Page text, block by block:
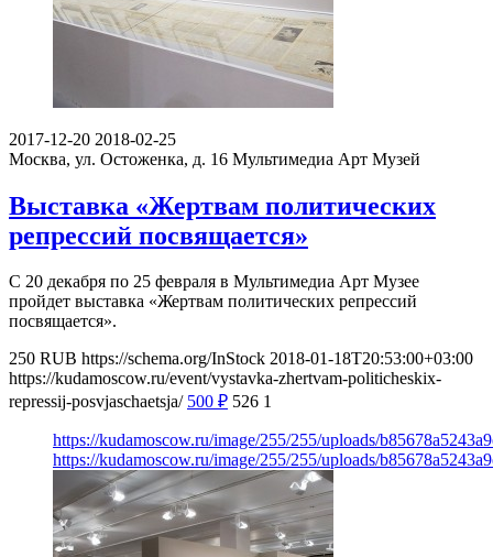
2017-12-20 2018-02-25
Москва, ул. Остоженка, д. 16 Мультимедиа Арт Музей
Выставка «Жертвам политических
репрессий посвящается»
С 20 декабря по 25 февраля в Мультимедиа Арт Музее
пройдет выставка «Жертвам политических репрессий
посвящается».
250 RUB https://schema.org/InStock 2018-01-18T20:53:00+03:00
https://kudamoscow.ru/event/vystavka-zhertvam-politicheskix-
repressij-posvjaschaetsja/ 500 ₽ 526 1
https://kudamoscow.ru/image/255/255/uploads/
https://kudamoscow.ru/image/255/255/uploads/